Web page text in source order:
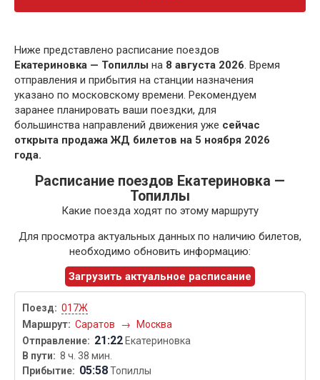
Ниже представлено расписание поездов
Екатериновка — Топиллы на 8 августа 2026. Время
отправления и прибытия на станции назначения
указано по московскому времени. Рекомендуем
заранее планировать ваши поездки, для
большинства направлений движения уже сейчас
открыта продажа ЖД билетов на 5 ноября 2026
года.
Расписание поездов Екатериновка —
Топиллы
Какие поезда ходят по этому маршруту
Для просмотра актуальных данных по наличию билетов,
необходимо обновить информацию:
Загрузить актуальное расписание
017Ж
Саратов
→ Москва
21:22 Екатериновка
8 ч. 38 мин.
05:58Топиллы